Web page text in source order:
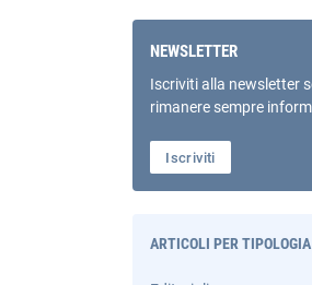
NEWSLETTER
Iscriviti alla newsletter
rimanere sempre
Iscriviti
ARTICOLI PER TIPOLOGIA